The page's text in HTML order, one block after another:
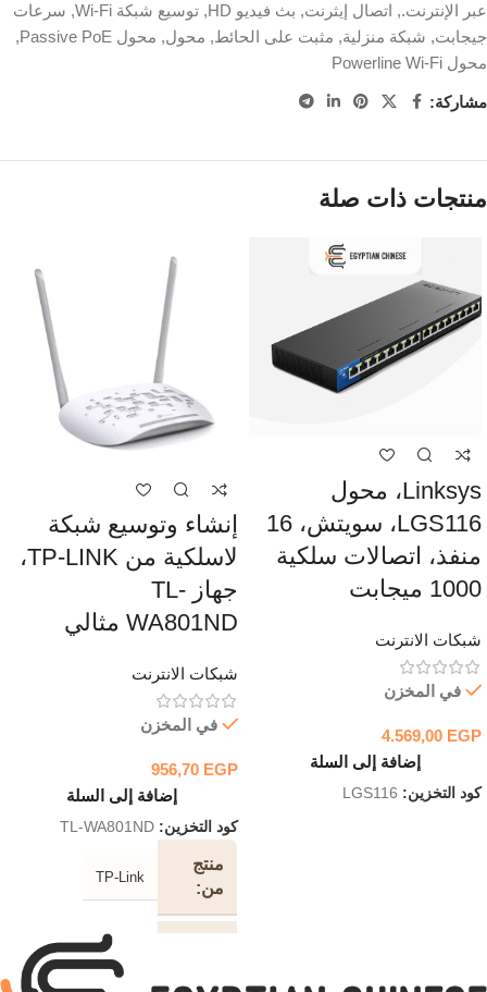
عبر الإنترنت., اتصال إيثرنت, بث فيديو HD , توسيع شبكة Wi-Fi , سرعات
جيجابت, شبكة منزلية, مثبت على الحائط, محول, محول Passive PoE
,
محول Powerline Wi-Fi
مشاركة:
منتجات ذات صلة
Linksys، محول
LGS116، سويتش، 16
منفذ، اتصالات سلكية
1000 ميجابت
شبكات الانترنت
في المخزن
4.569,00 EGP
إضافة إلى السلة
كود التخزين: LGS116
إنشاء وتوسيع شبكة
لاسلكية من TP-LINK،
جهاز TL-
WA801ND مثالي
شبكات الانترنت
في المخزن
956,70 EGP
إضافة إلى السلة
كود التخزين: TL-WA801ND
منتج
من
TP-Link